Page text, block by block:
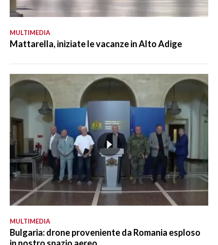
MULTIMEDIA
Mattarella, iniziate le vacanze in Alto Adige
MULTIMEDIA
Bulgaria: drone proveniente da Romania esploso